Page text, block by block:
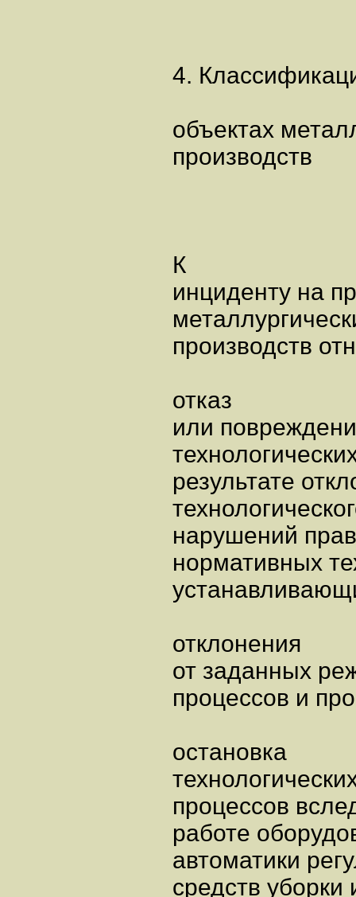
4.
объектах
производств
К
инциденту на
производств
отказ
или
результате
нарушений
нормативных
отклонения
от заданных
процессов и
остановка
процессов
работе
автоматики
средств